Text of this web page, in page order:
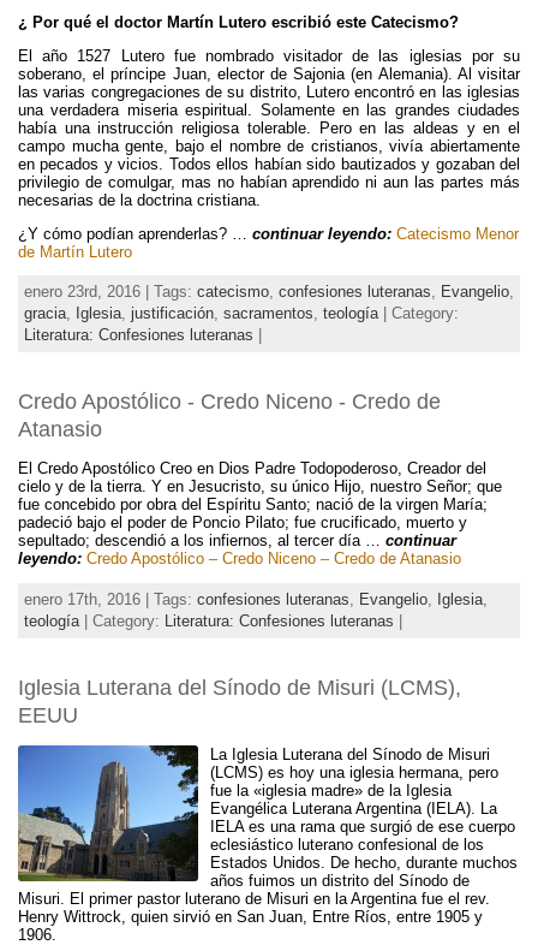
¿ Por qué el doctor Martín Lutero escribió este Catecismo?
El año 1527 Lutero fue nombrado visitador de las iglesias por su
soberano, el príncipe Juan, elector de Sajonia (en Alemania). Al visitar
las varias congregaciones de su distrito, Lutero encontró en las iglesias
una verdadera miseria espiritual. Solamente en las grandes ciudades
había una instrucción religiosa tolerable. Pero en las aldeas y en el
campo mucha gente, bajo el nombre de cristianos, vivía abiertamente
en pecados y vicios. Todos ellos habían sido bautizados y gozaban del
privilegio de comulgar, mas no habían aprendido ni aun las partes más
necesarias de la doctrina cristiana.
¿Y cómo podían aprenderlas? … continuar leyendo: Catecismo Menor
de Martín Lutero
enero 23rd, 2016 | Tags: catecismo, confesiones luteranas, Evangelio,
gracia, Iglesia, justificación, sacramentos, teología| Category:
Literatura: Confesiones luteranas
Credo Apostólico - Credo Niceno - Credo de
Atanasio
El Credo Apostólico Creo en Dios Padre Todopoderoso, Creador del
cielo y de la tierra. Y en Jesucristo, su único Hijo, nuestro Señor; que
fue concebido por obra del Espíritu Santo; nació de la virgen María;
padeció bajo el poder de Poncio Pilato; fue crucificado, muerto y
sepultado; descendió a los infiernos, al tercer día … continuar
leyendo: Credo Apostólico – Credo Niceno – Credo de Atanasio
enero 17th, 2016 | Tags: confesiones luteranas Evangelio Iglesia
teología | Category: Literatura: Confesiones luteranas
Iglesia Luterana del Sínodo de Misuri (LCMS),
EEUU
La Iglesia Luterana del Sínodo de Misuri
(LCMS) es hoy una iglesia hermana, pero
fue la «iglesia madre» de la Iglesia
Evangélica Luterana Argentina (IELA). La
IELA es una rama que surgió de ese cuerpo
eclesiástico luterano confesional de los
Estados Unidos. De hecho, durante muchos
años fuimos un distrito del Sínodo de
Misuri. El primer pastor luterano de Misuri en la Argentina fue el rev.
Henry Wittrock, quien sirvió en San Juan, Entre Ríos, entre 1905 y
1906.